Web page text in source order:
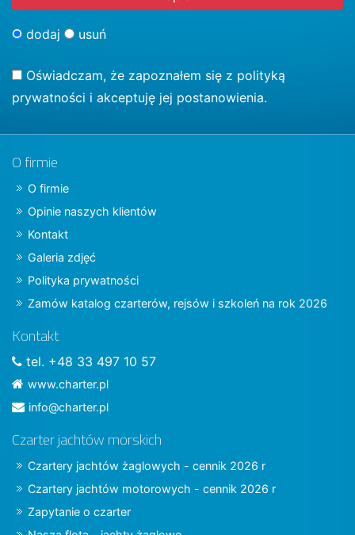
dodaj usuń
Oświadczam, że zapoznałem się z polityką
prywatności i akceptuję jej postanowienia.
O firmie
O firmie
Opinie naszych klientów
Kontakt
Galeria zdjęć
Polityka prywatności
Zamów katalog czarterów, rejsów i szkoleń na rok 2026
Kontakt
tel. +48 33 497 10 57
www.charter.pl
info@charter.pl
Czarter jachtów morskich
Czartery jachtów żaglowych - cennik 2026 r
Czartery jachtów motorowych - cennik 2026 r
Zapytanie o czarter